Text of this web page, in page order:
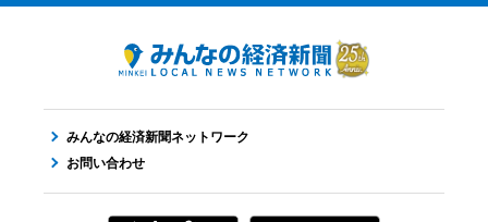
みんなの経済新聞ネットワーク
お問い合わせ